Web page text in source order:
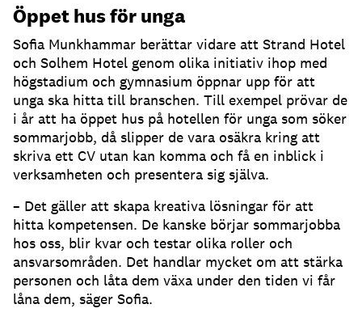
Öppet hus för unga
Sofia Munkhammar berättar vidare att Strand Hotel
och Solhem Hotel genom olika initiativ ihop med
högstadium och gymnasium öppnar upp för att
unga ska hitta till branschen. Till exempel prövar de
i år att ha öppet hus på hotellen för unga som söker
sommarjobb, då slipper de vara osäkra kring att
skriva ett CV utan kan komma och få en inblick i
verksamheten och presentera sig själva.
– Det gäller att skapa kreativa lösningar för att
hitta kompetensen. De kanske börjar sommarjobba
hos oss, blir kvar och testar olika roller och
ansvarsområden. Det handlar mycket om att stärka
personen och låta dem växa under den tiden vi får
låna dem, säger Sofia.